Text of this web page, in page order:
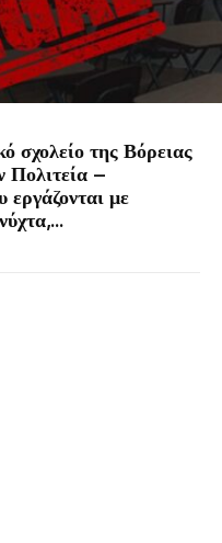
σχολείο της Βόρειας
Πολιτεία –
εργάζονται με